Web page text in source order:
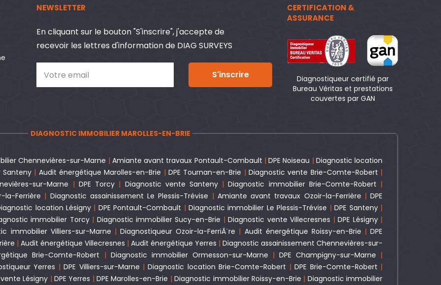
NEWSLETTER
En cliquant sur le bouton "S'inscrire", j'accepte de
recevoir les lettres d'information de DIAG SURVEYS
S'inscrire
CERTIFICATION &
ASSURANCE
Diagnostiqueur certifié par
Bureau Véritas et prestations
couvertes par GAN
DIAGNOSTIC IMMOBILIER MAROLLES-EN-BRIE
Chennevières-sur-Marne | Amiante avant travaux Pontault-Combault |DPE Noiseau | Diagnostic location
Santeny | Audit énergétique Marolles-en-Brie |DPE Tournan-en-Brie |Diagnostic vente Brie-Comte-Robert |
sur-Marne | DPE Torcy | Diagnostic vente Santeny|Diagnostic immobilier Brie-Comte-Robert |
la-Ferrière | Diagnostic assainissement Le Plessis-Trévise | Amiante avant travaux Ozoir-la-Ferrière |DPE
location Lésigny| DPE Pontault-Combault |Diagnostic immobilier Le Plessis-Trévise |DPE Santeny|
immobilier Torcy| Diagnostic immobilier Sucy-en-Brie |Diagnostic vente Villecresnes |DPE Lésigny |
immobilier Villiers-sur-Marne |Diagnostiqueur Ozoir-la-FerriÃ¨re | Audit énergétique Roissy-en-Brie |DPE
| Audit énergétique Villecresnes | Audit énergétique Yerres | Diagnostic assainissement Chennevières-sur-
Brie-Comte-Robert | Diagnostic immobilier Ormesson-sur-Marne | DPE Champigny-sur-Marne |
Yerres |DPE Villiers-sur-Marne |Diagnostic location Brie-Comte-Robert |DPE Brie-Comte-Robert |
Lésigny | DPE Yerres |DPE Marolles-en-Brie |Diagnostic immobilier Roissy-en-Brie | Diagnostic immobilier